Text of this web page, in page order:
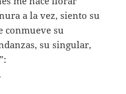
a la vez, siento su
conmueve su
su singular,